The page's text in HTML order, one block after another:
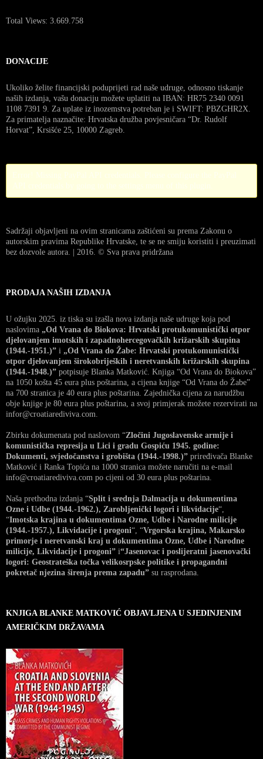
Total Views: 3.669.758
DONACIJE
Ukoliko želite financijski poduprijeti rad naše udruge, odnosno tiskanje
naših izdanja, vašu donaciju možete uplatiti na IBAN: HR75 2340 0091
1108 7391 9. Za uplate iz inozemstva potreban je i SWIFT: PBZGHR2X.
Za primatelja naznačite: Hrvatska družba povjesničara “Dr. Rudolf
Horvat”, Krsišće 25, 10000 Zagreb.
Sadržaji objavljeni na ovim stranicama zaštićeni su prema Zakonu o
autorskim pravima Republike Hrvatske, te se ne smiju koristiti i preuzimati
bez dozvole autora. | 2016. © Sva prava pridržana
PRODAJA NAŠIH IZDANJA
U ožujku 2025. iz tiska su izašla nova izdanja naše udruge koja pod
naslovima „Od Vrana do Biokova: Hrvatski protukomunistički otpor
djelovanjem imotskih i zapadnohercegovačkih križarskih skupina
(1944.-1951.)” i „Od Vrana do Žabe: Hrvatski protukomunistički
otpor djelovanjem širokobrijeških i neretvanskih križarskih skupina
(1944.-1948.)” potpisuje Blanka Matković. Knjiga “Od Vrana do Biokova”
na 1050 košta 45 eura plus poštarina, a cijena knjige “Od Vrana do Žabe”
na 700 stranica je 40 eura plus poštarina. Zajednička cijena za narudžbu
obje knjige je 80 eura plus poštarina, a svoj primjerak možete rezervirati na
infor@croatiarediviva.com.
Zbirku dokumenata pod naslovom “Zločini Jugoslavenske armije i
komunistička represija u Lici i gradu Gospiću 1945. godine:
Dokumenti, svjedočanstva i grobišta (1944.-1998.)” priređivača Blanke
Matković i Ranka Topića na 1000 stranica možete naručiti na e-mail
info@croatiarediviva.com po cijeni od 30 eura plus poštarina.
Naša prethodna izdanja “Split i srednja Dalmacija u dokumentima
Ozne i Udbe (1944.-1962.), Zarobljenički logori i likvidacije“,
“Imotska krajina u dokumentima Ozne, Udbe i Narodne milicije
(1944.-1957.), Likvidacije i progoni“, “Vrgorska krajina, Makarsko
primorje i neretvanski kraj u dokumentima Ozne, Udbe i Narodne
milicije, Likvidacije i progoni” i“Jasenovac i poslijeratni jasenovački
logori: Geostrateška točka velikosrpske politike i propagandni
pokretač njezina širenja prema zapadu” su rasprodana.
KNJIGA BLANKE MATKOVIĆ OBJAVLJENA U SJEDINJENIM
AMERIČKIM DRŽAVAMA